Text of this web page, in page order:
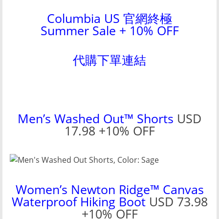
Columbia US 官網終極
Summer Sale + 10% OFF
代購下單連結
Men’s Washed Out™ Shorts USD
17.98 +10% OFF
Women’s Newton Ridge™ Canvas
Waterproof Hiking BootUSD 73.98
+10% OFF